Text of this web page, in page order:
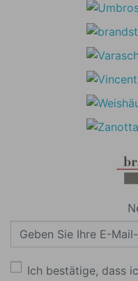
Ich bestätige, dass